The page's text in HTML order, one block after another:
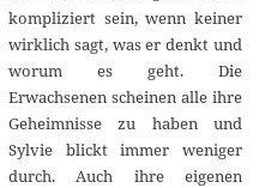
b
r
u
a
r
2
0
6
kompliziert sein, wenn keiner
wirklich sagt, was er denkt und
worum es geht. Die
Erwachsenen scheinen alle ihre
Geheimnisse zu haben und
Sylvie blickt immer weniger
durch. Auch ihre eigenen